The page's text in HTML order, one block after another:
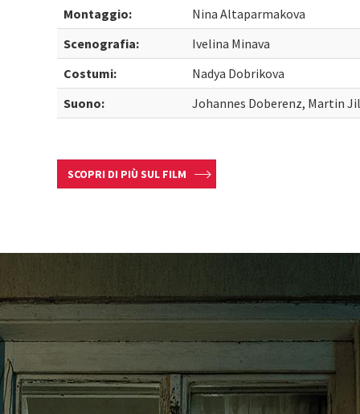
Montaggio:
Nina Altaparmakova
Scenografia:
Ivelina Minava
Costumi:
Nadya Dobrikova
Suono:
Johannes Doberenz, Martin
SCOPRI DI PIÙ SUL FILM